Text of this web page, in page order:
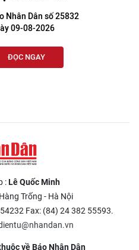
Nhân Dân số 25832
09-08-2026
ĐỌC NGAY
:Lê Quốc Minh
Trống - Hà Nội
Fax: (84) 24 382 55593.
về Báo Nhân Dân